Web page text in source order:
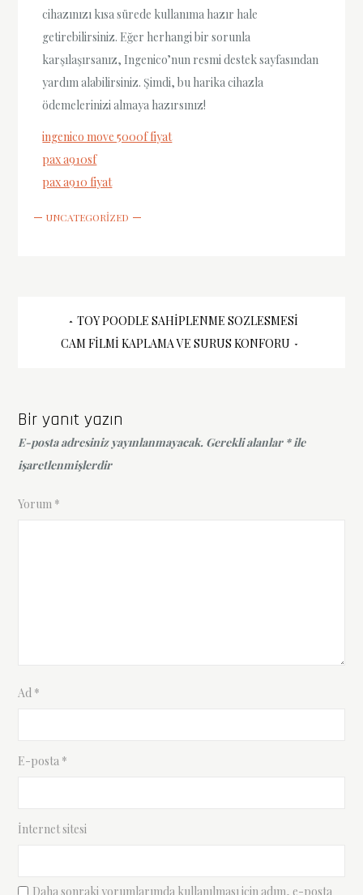
cihazınızı kısa sürede kullanıma hazır hale
getirebilirsiniz. Eğer herhangi bir sorunla
karşılaşırsanız, Ingenico’nun resmi destek sayfasından
yardım alabilirsiniz. Şimdi, bu harika cihazla
ödemelerinizi almaya hazırsınız!
ingenico move 5000f fiyat
pax a910sf
pax a910 fiyat
UNCATEGORIZED
YazıTOY POODLE SAHIPLENME SOZLESMESI
CAM FILMI KAPLAMA VE SURUS KONFORU
Bir yanıt yazın
E-posta adresiniz yayınlanmayacak. Gerekli alanlar *ile
işaretlenmişlerdir
Yorum *
Ad *
E-posta *
İnternet sitesi
Daha sonraki yorumlarımda kullanılması için adım, e-posta